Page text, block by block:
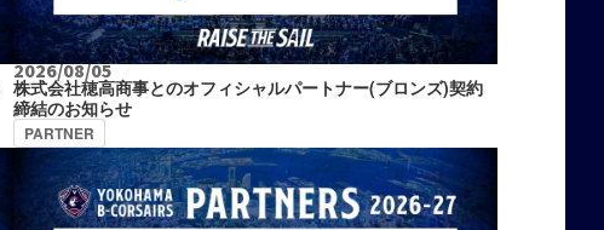
2026/08/05
株式会社穂高商事とのオフィシャルパートナー(ブロンズ)契約
締結のお知らせ
PARTNER